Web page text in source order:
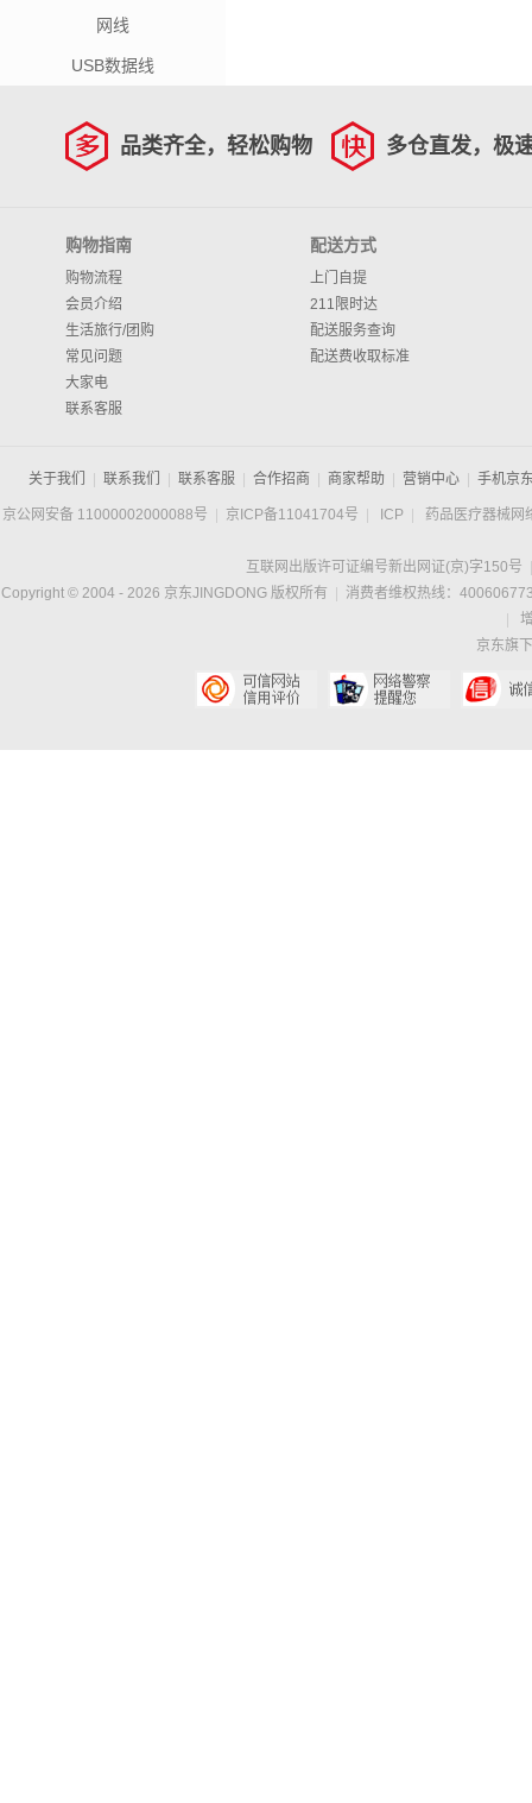
网线
USB数据线
品类齐全，轻松购物 多仓直发，极
购物指南
购物流程
会员介绍
生活旅行/团购
常见问题
大家电
联系客服
配送方式
上门自提
211限时达
配送服务查询
配送费收取标准
关于我们 联系我们 联系客服 合作招商 商家帮助 营销中心 手机京
京公网安备 11000002000088号 京ICP备11041704号 ICP 药品医疗器械网
互联网出版许可证编号新出网证(京)字150号
Copyright © 2004 - 2026 京东JINGDONG 版权所有
消费者维权热线：
京东旗